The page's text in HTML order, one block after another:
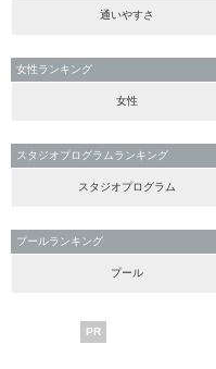
通いやすさ
女性ランキング
女性
スタジオプログラムランキング
スタジオプログラム
プールランキング
プール
PR